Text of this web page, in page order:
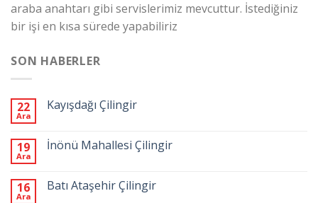
araba anahtarı gibi servislerimiz mevcuttur. İstediğiniz
bir işi en kısa sürede yapabiliriz
SON HABERLER
22
Ara
Kayışdağı Çilingir
19
Ara
İnönü Mahallesi Çilingir
16
Ara
Batı Ataşehir Çilingir